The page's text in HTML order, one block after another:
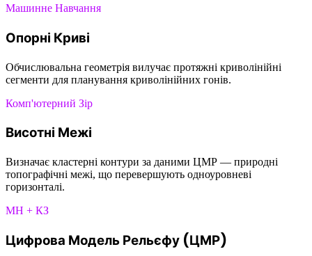
Машинне Навчання
Опорні Криві
Обчислювальна геометрія вилучає протяжні криволінійні
сегменти для планування криволінійних гонів.
Комп'ютерний Зір
Висотні Межі
Визначає кластерні контури за даними ЦМР — природні
топографічні межі, що перевершують одноуровневі
горизонталі.
МН + КЗ
Цифрова Модель Рельєфу (ЦМР)